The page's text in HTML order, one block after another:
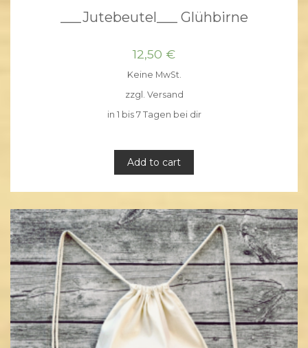
___Jutebeutel___ Glühbirne
12,50 €
Keine MwSt.
zzgl. Versand
in 1 bis 7 Tagen bei dir
Add to cart